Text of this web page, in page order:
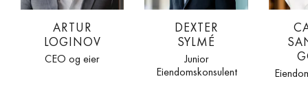
ARTUR
LOGINOV
CEO og eier
DEXTER
SYLMÉ
Junior
Eiendomskonsulent